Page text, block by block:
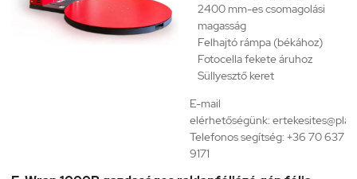
2400 mm-es csomagolási
magasság
Felhajtó rámpa (békához)
Fotocella fekete áruhoz
Süllyesztő keret
E-mail
elérhetőségünk:
Telefonos segítség: +36 70 637
9171